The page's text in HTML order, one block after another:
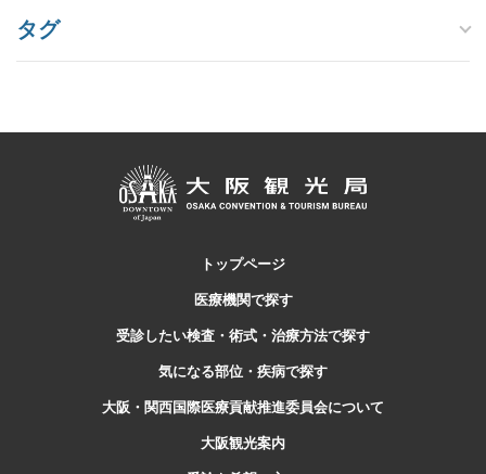
タグ
トップページ
医療機関で探す
受診したい検査・ 術式・治療方法で探す
気になる部位・疾病で探す
大阪・関西国際医療貢献推進委員会について
大阪観光案内